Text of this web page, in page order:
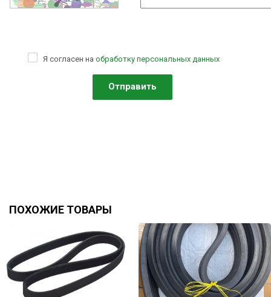
Я согласен на обработку персональных данных
ПОХОЖИЕ ТОВАРЫ